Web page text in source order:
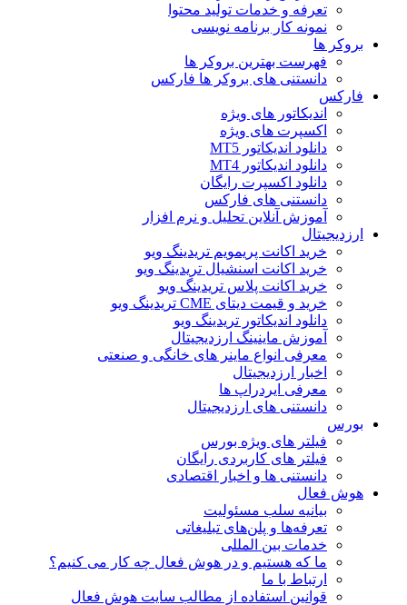
تعرفه و خدمات تولید محتوا
نمونه کار برنامه نویسی
بروکر ها
فهرست بهترین بروکر ها
دانستنی های بروکر ها فارکس
فارکس
اندیکاتور های ویژه
اکسپرت های ویژه
دانلود اندیکاتور MT5
دانلود اندیکاتور MT4
دانلود اکسپرت رایگان
دانستنی های فارکس
آموزش آنلاین تحلیل و نرم افزار
ارزدیجیتال
خرید اکانت پریمویم تریدینگ ویو
خرید اکانت اسنشیال تریدینگ ویو
خرید اکانت پلاس تریدینگ ویو
خرید و قیمت دیتای CME تریدینگ ویو
دانلود اندیکاتور تریدینگ ویو
آموزش ماینینگ ارزدیجیتال
معرفی انواع ماینر های خانگی و صنعتی
اخبار ارزدیجیتال
معرفی ایردراپ ها
دانستنی های ارزدیجیتال
بورس
فیلتر های ویژه بورس
فیلتر های کاربردی رایگان
دانستنی ها و اخبار اقتصادی
هوش فعال
بیانیه سلب مسئولیت
تعرفه‌ها و پلن‌های تبلیغاتی
خدمات بین المللی
ما که هستیم و در هوش فعال چه کار می کنیم؟
ارتباط با ما
قوانین استفاده از مطالب سایت هوش فعال